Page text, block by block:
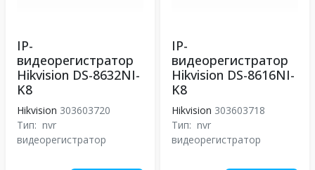
IP-
видеорегистратор
Hikvision DS-8632NI-
K8
Hikvision 303603720
Тип: nvr
видеорегистратор
IP-
видеорегистратор
Hikvision DS-8616NI-
K8
Hikvision 303603718
Тип: nvr
видеорегистратор